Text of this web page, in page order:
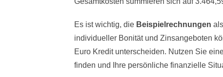
Es ist wichtig, die Beispielrechnungen
individueller Bonität und Zinsangeboten
Euro Kredit unterscheiden. Nutzen Sie
finden und Ihre persönliche finanzielle